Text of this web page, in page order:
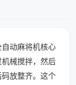
动麻将机核心
械搅拌，然后
放整齐。这个